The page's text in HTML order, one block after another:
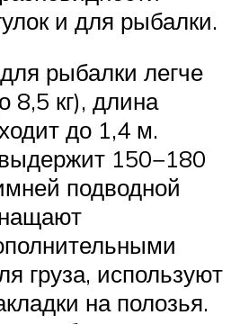
и для рыбалки.
рыбалки легче
8,5 кг), длина
до 1,4 м.
150−180
подводной
груза, используют
на полозья.